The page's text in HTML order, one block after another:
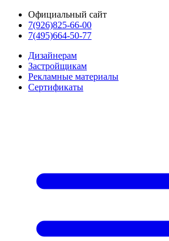
Официальный сайт
7(926)825-66-00
7(495)664-50-77
Дизайнерам
Застройщикам
Рекламные материалы
Сертификаты